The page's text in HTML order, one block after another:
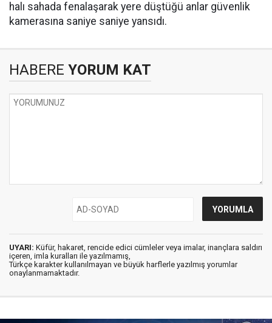
halı sahada fenalaşarak yere düştüğü anlar güvenlik
kamerasına saniye saniye yansıdı.
HABERE YORUM KAT
UYARI: Küfür, hakaret, rencide edici cümleler veya imalar, inançlara saldırı
içeren, imla kuralları ile yazılmamış,
Türkçe karakter kullanılmayan ve büyük harflerle yazılmış yorumlar
onaylanmamaktadır.